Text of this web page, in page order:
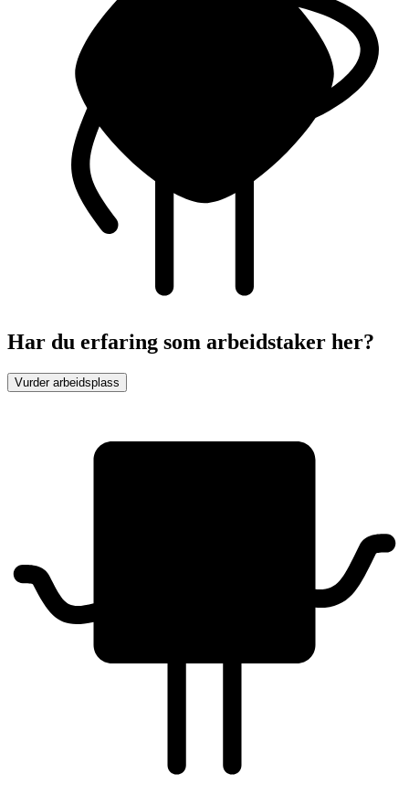
Har du erfaring som arbeidstaker her?
Vurder arbeidsplass